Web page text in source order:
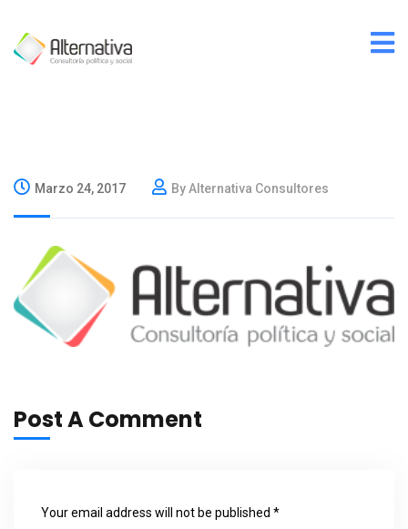
Marzo 24, 2017 By Alternativa Consultores
Post A Comment
Your email address will not be published *